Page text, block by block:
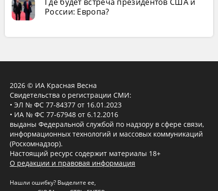
России: Европа?
2026 © ИА Красная Весна
Свидетельства о регистрации СМИ:
• ЭЛ № ФС 77-84377 от 16.01.2023
• ИА № ФС 77-67948 от 6.12.2016
выданы Федеральной службой по надзору в сфере связи,
информационных технологий и массовых коммуникаций
(Роскомнадзор).
Настоящий ресурс содержит материалы 18+
О редакции и правовая информация
Нашли ошибку? Выделите ее,